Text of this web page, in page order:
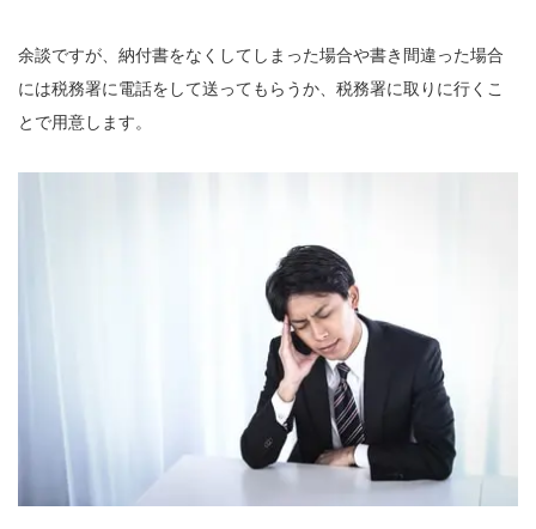
余談ですが、納付書をなくしてしまった場合や書き間違った場合
には税務署に電話をして送ってもらうか、税務署に取りに行くこ
とで用意します。